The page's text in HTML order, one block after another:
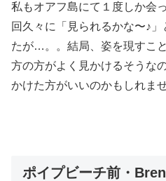
私もオアフ島にて１度しか会
回久々に「見られるかな〜♪
たが…。。結局、姿を現すこ
方の方がよく見かけるそうな
かけた方がいいのかもしれませ
ポイプビーチ前・